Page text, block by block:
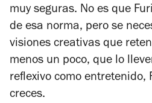
muy seguras. No es que
de esa norma, pero se
visiones creativas que
menos un poco, que lo
reflexivo como entretenido,
creces.